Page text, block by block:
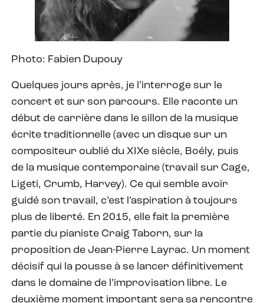
Photo: Fabien Dupouy
Quelques jours après, je l’interroge sur le
concert et sur son parcours. Elle raconte un
début de carrière dans le sillon de la musique
écrite traditionnelle (avec un disque sur un
compositeur oublié du XIXe siècle, Boély, puis
de la musique contemporaine (travail sur Cage,
Ligeti, Crumb, Harvey). Ce qui semble avoir
guidé son travail, c’est l’aspiration à toujours
plus de liberté. En 2015, elle fait la première
partie du pianiste Craig Taborn, sur la
proposition de Jean-Pierre Layrac. Un moment
décisif qui la pousse à se lancer définitivement
dans le domaine de l’improvisation libre. Le
deuxième moment important sera sa rencontre